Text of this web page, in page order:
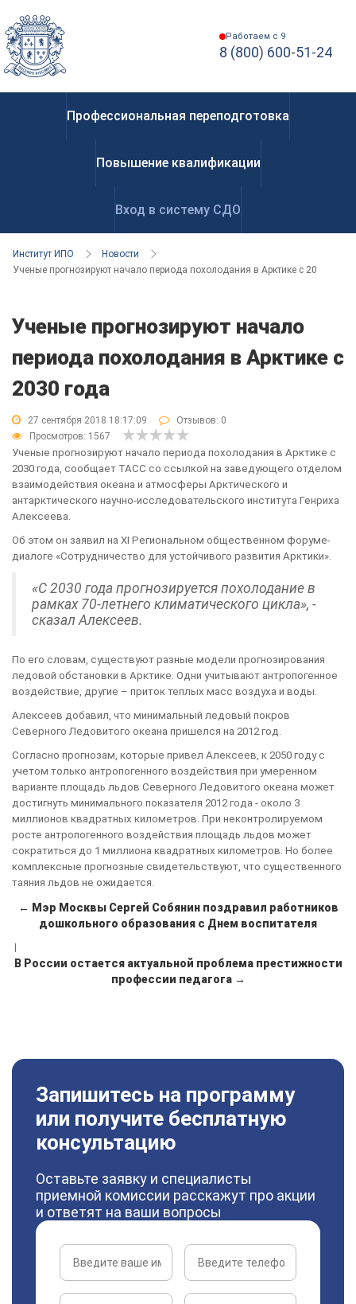
Работаем с 9
8 (800) 600-51-24
Профессиональная переподготовка
Повышение квалификации
Вход в систему СДО
Институт ИПО
Новости
Ученые прогнозируют начало периода похолодания в Арктике с 2030 года
Ученые прогнозируют начало
периода похолодания в Арктике с
2030 года
27 сентября 2018 18:17:09 Отзывов: 0
Просмотров: 1567
Ученые прогнозируют начало периода похолодания в Арктике с
2030 года, сообщает ТАСС со ссылкой на заведующего отделом
взаимодействия океана и атмосферы Арктического и
антарктического научно-исследовательского института Генриха
Алексеева.
Об этом он заявил на XI Региональном общественном форуме-
диалоге «Сотрудничество для устойчивого развития Арктики».
«С 2030 года прогнозируется похолодание в
рамках 70-летнего климатического цикла», -
сказал Алексеев.
По его словам, существуют разные модели прогнозирования
ледовой обстановки в Арктике. Одни учитывают антропогенное
воздействие, другие – приток теплых масс воздуха и воды.
Алексеев добавил, что минимальный ледовый покров
Северного Ледовитого океана пришелся на 2012 год.
Согласно прогнозам, которые привел Алексеев, к 2050 году с
учетом только антропогенного воздействия при умеренном
варианте площадь льдов Северного Ледовитого океана может
достигнуть минимального показателя 2012 года - около 3
миллионов квадратных километров. При неконтролируемом
росте антропогенного воздействия площадь льдов может
сократиться до 1 миллиона квадратных километров. Но более
комплексные прогнозные свидетельствуют, что существенного
таяния льдов не ожидается.
← Мэр Москвы Сергей Собянин поздравил работников
дошкольного образования с Днем воспитателя
В России остается актуальной проблема престижности
профессии педагога →
Запишитесь на программу
или получите бесплатную
консультацию
Оставьте заявку и специалисты
приемной комиссии расскажут про акции
и ответят на ваши вопросы